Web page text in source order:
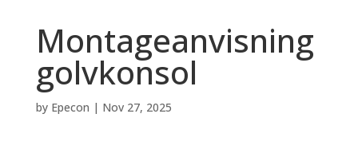
Montageanvisning
golvkonsol
by Epecon | Nov 27, 2025